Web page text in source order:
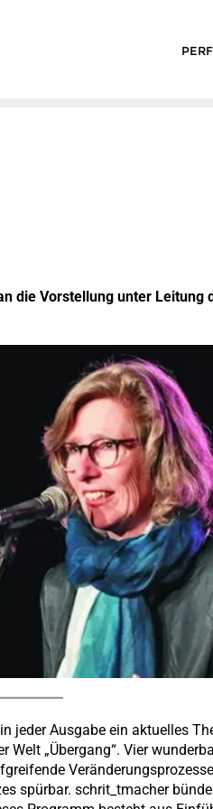
die Vorstellung unter
jeder Ausgabe ein aktuelles
„Übergang“. Vier
spürbar. schrit_tmacher